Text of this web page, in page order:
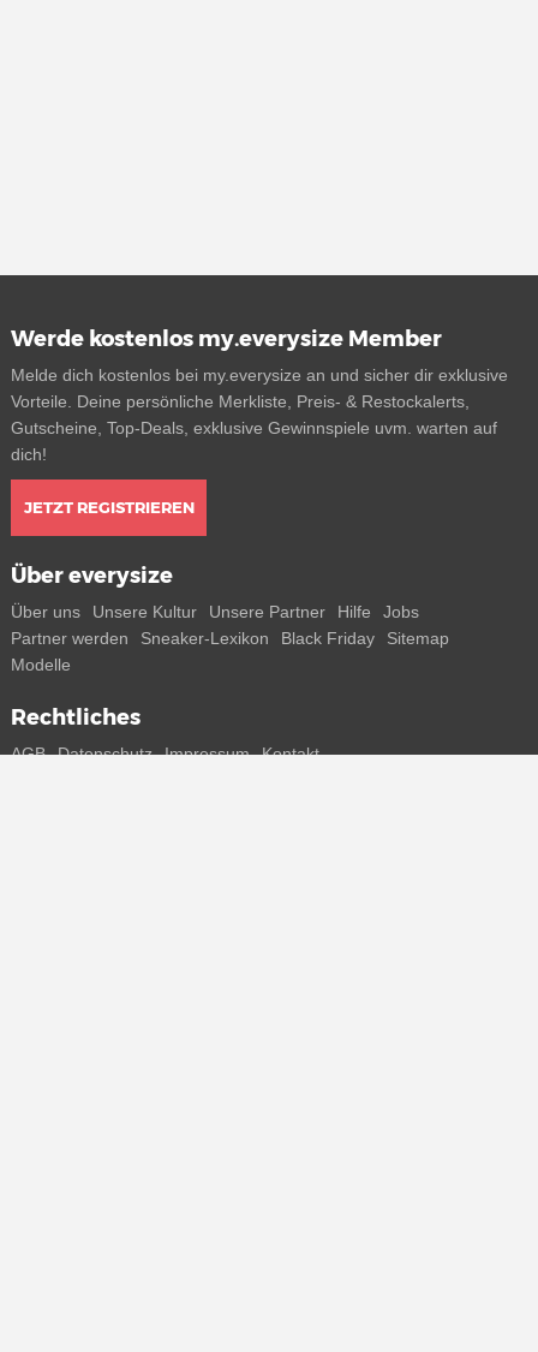
Werde kostenlos my.everysize Member
Melde dich kostenlos bei my.everysize an und sicher dir exklusive
Vorteile. Deine persönliche Merkliste, Preis- & Restockalerts,
Gutscheine, Top-Deals, exklusive Gewinnspiele uvm. warten auf
dich!
JETZT REGISTRIEREN
Über everysize
Über uns Unsere Kultur Unsere Partner Hilfe
Jobs
Partner werden
Sneaker-Lexikon Black Friday
Sitemap
Modelle
Rechtliches
AGB Datenschutz Impressum Kontakt